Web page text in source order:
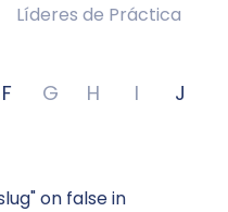
Líderes de Práctica
F G H I J
on false in